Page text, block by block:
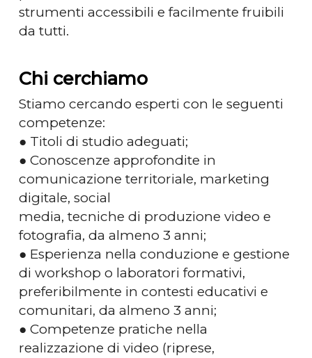
strumenti accessibili e facilmente fruibili
da tutti.
Chi cerchiamo
Stiamo cercando esperti con le seguenti
competenze:
● Titoli di studio adeguati;
● Conoscenze approfondite in
comunicazione territoriale, marketing
digitale, social
media, tecniche di produzione video e
fotografia, da almeno 3 anni;
● Esperienza nella conduzione e gestione
di workshop o laboratori formativi,
preferibilmente in contesti educativi e
comunitari, da almeno 3 anni;
● Competenze pratiche nella
realizzazione di video (riprese,